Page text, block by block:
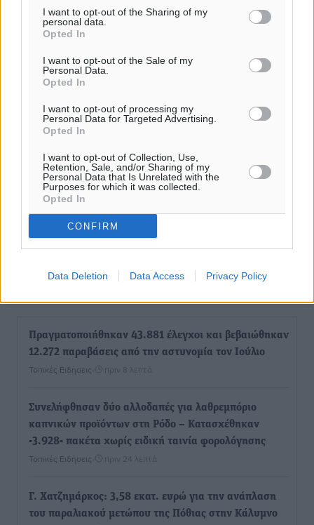
I want to opt-out of the Sharing of my
personal data.
Opted In
I want to opt-out of the Sale of my
Personal Data.
Opted In
I want to opt-out of processing my
Personal Data for Targeted Advertising.
Opted In
I want to opt-out of Collection, Use,
Retention, Sale, and/or Sharing of my
Personal Data that Is Unrelated with the
Purposes for which it was collected.
Opted In
CONFIRM
Data Deletion Data Access Privacy Policy
Πραγματοποιήθηκαν 43.881 έλεγχοι και βεβαιώθηκαν
12.272 παραβάσεις από την αστυνομία τον Ιούλιο
Τοπικές Ειδήσεις πριν 8 λεπτά
Συνελήφθησαν δύο αλλοδαπές για λαθρεμπόριο
καπνικών προϊόντων στη Ρόδο – Κατασχέθηκαν
-3.928- πακέτα χωρίς ειδική ταινία φορολόγησης
Τοπικές Ειδήσεις πριν 24 λεπτά
Γ. Χατζημάρκος: 3,58 εκατ. ευρώ για την ανάπλαση
του παραλιακού μετώπου της Πόθιας στην Κάλυμνο